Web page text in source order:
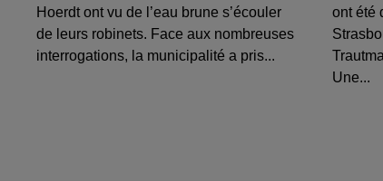
Hoerdt ont vu de l’eau brune s’écouler
de leurs robinets. Face aux nombreuses
interrogations, la municipalité a pris...
ont été
Une...